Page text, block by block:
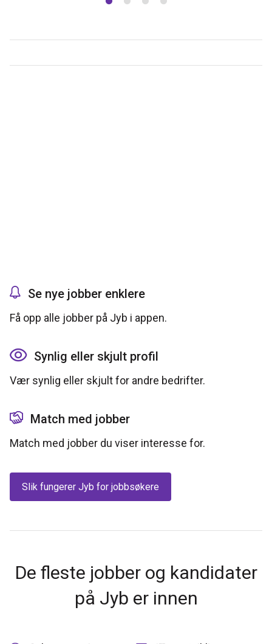
Se nye jobber enklere
Få opp alle jobber på Jyb i appen.
Synlig eller skjult profil
Vær synlig eller skjult for andre bedrifter.
Match med jobber
Match med jobber du viser interesse for.
Slik fungerer Jyb for jobbsøkere
De fleste jobber og kandidater
på Jyb er innen